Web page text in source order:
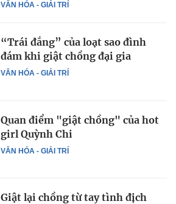
VĂN HÓA - GIẢI TRÍ
VĂN HÓA - GIẢI TRÍ
“Trái đắng” của loạt sao đình
đám khi giật chồng đại gia
VĂN HÓA - GIẢI TRÍ
Quan điểm "giật chồng" của hot
girl Quỳnh Chi
Giật lại chồng từ tay tình địch